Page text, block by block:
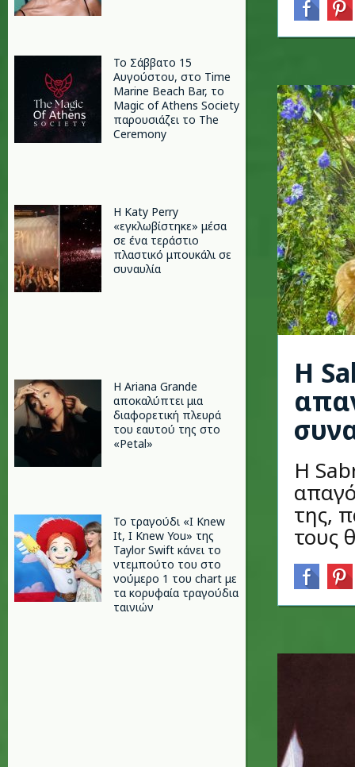
Το Σάββατο 15
Αυγούστου, στο Time
Marine Beach Bar, το
Magic of Athens Society
παρουσιάζει το The
Ceremony
H Katy Perry
«εγκλωβίστηκε» μέσα
σε ένα τεράστιο
πλαστικό μπουκάλι σε
συναυλία
Η Ariana Grande
αποκαλύπτει μια
διαφορετική πλευρά
του εαυτού της στο
«Petal»
Το τραγούδι «I Knew
It, I Knew You» της
Taylor Swift κάνει το
ντεμπούτο του στο
νούμερο 1 του chart με
τα κορυφαία τραγούδια
ταινιών
Η
Η
της,
τους